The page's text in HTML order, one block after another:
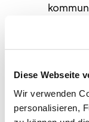
Diese Webseite
Wir verwenden
personalisieren,